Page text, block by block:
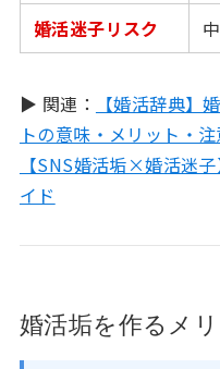
婚活迷子リスク
中
▶ 関連：
【婚活辞典】
トの意味・メリット・
【SNS婚活垢×婚活迷
イド
婚活垢を作るメ